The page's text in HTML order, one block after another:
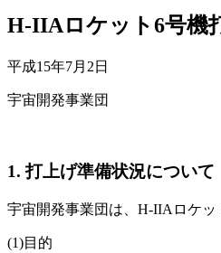
H-IIAロケット6号機
平成15年7月2日
宇宙開発事業団
1. 打上げ準備状況について
宇宙開発事業団は、H-IIAロケッ
(1)目的